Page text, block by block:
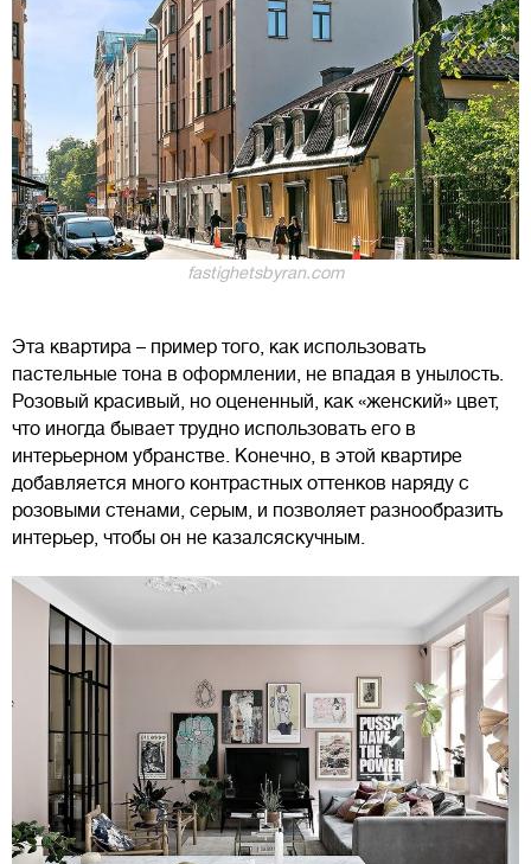
fastighetsbyran.com
Эта квартира – пример того, как использовать
пастельные тона в оформлении, не впадая в унылость.
Розовый красивый, но оцененный, как «женский» цвет,
что иногда бывает трудно использовать его в
интерьерном убранстве. Конечно, в этой квартире
добавляется много контрастных оттенков наряду с
розовыми стенами, серым, и позволяет разнообразить
интерьер, чтобы он не казалсяскучным.